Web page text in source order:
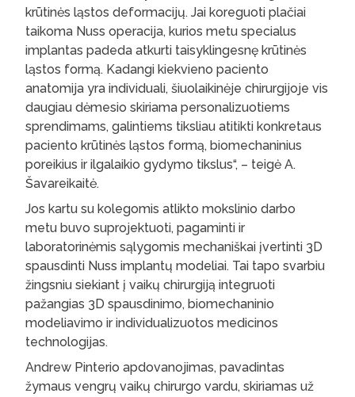
krūtinės ląstos deformacijų. Jai koreguoti plačiai
taikoma Nuss operacija, kurios metu specialus
implantas padeda atkurti taisyklingesnę krūtinės
ląstos formą. Kadangi kiekvieno paciento
anatomija yra individuali, šiuolaikinėje chirurgijoje vis
daugiau dėmesio skiriama personalizuotiems
sprendimams, galintiems tiksliau atitikti konkretaus
paciento krūtinės ląstos formą, biomechaninius
poreikius ir ilgalaikio gydymo tikslus“, – teigė A.
Šavareikaitė.
Jos kartu su kolegomis atlikto mokslinio darbo
metu buvo suprojektuoti, pagaminti ir
laboratorinėmis sąlygomis mechaniškai įvertinti 3D
spausdinti Nuss implantų modeliai. Tai tapo svarbiu
žingsniu siekiant į vaikų chirurgiją integruoti
pažangias 3D spausdinimo, biomechaninio
modeliavimo ir individualizuotos medicinos
technologijas.
Andrew Pinterio apdovanojimas, pavadintas
žymaus vengrų vaikų chirurgo vardu, skiriamas už